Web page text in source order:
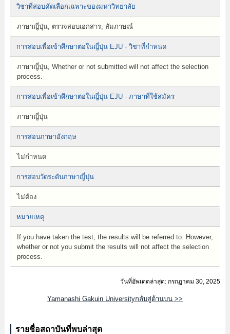
วิชาที่สอบคัดเลือกเฉพาะของมหาวิทยาลัย
ภาษาญี่ปุ่น, ตรวจสอบเอกสาร, สัมภาษณ์
การสอบเพื่อเข้าศึกษาต่อในญี่ปุ่น EJU - วิชาที่กำหนด
ภาษาญี่ปุ่น, Whether or not submitted will not affect the selection
process.
การสอบเพื่อเข้าศึกษาต่อในญี่ปุ่น EJU - ภาษาที่ใช้สมัคร
ภาษาญี่ปุ่น
การสอบภาษาอังกฤษ
ไม่กำหนด
การสอบวัดระดับภาษาญี่ปุ่น
ไม่ต้อง
หมายเหตุ
If you have taken the test, the results will be referred to. However,
whether or not you submit the results will not affect the selection
process.
วันที่อัพเดตล่าสุด: กรกฏาคม 30, 2025
Yamanashi Gakuin Universityกลับสู่ด้านบน >>
รายชื่อสถาบันที่พบล่าสุด